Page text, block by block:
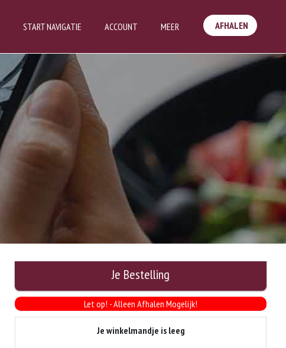
START NAVIGATIE ACCOUNT MEER AFHALEN
Let op! - Alleen Afhalen Mogelijk!
Je winkelmandje is leeg
Je Bestelling